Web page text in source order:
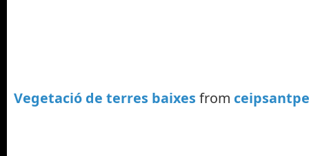
Vegetació de terres baixes from